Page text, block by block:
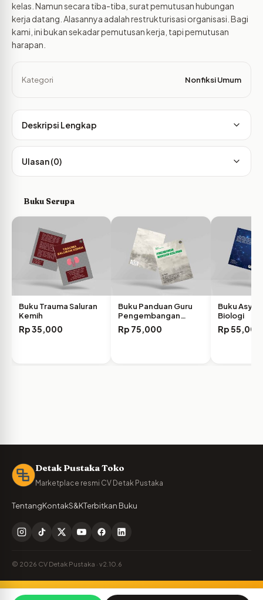
kelas. Namun secara tiba-tiba, surat pemutusan hubungan
kerja datang. Alasannya adalah restrukturisasi organisasi. Bagi
kami, ini bukan sekadar pemutusan kerja, tapi pemutusan
harapan.
Kategori Nonfiksi Umum
Deskripsi Lengkap
Ulasan (0)
Buku Serupa
Buku Trauma Saluran
Kemih
Rp35,000
Buku Panduan Guru
Pengembangan
Wawasan Keislaman
Rp 75,000
Buku Asyik
Biologi
Rp55,000
Detak Pustaka Toko
Marketplace resmi CV Detak Pustaka
TentangKontakS&KTerbitkan Buku
© 2026 CV Detak Pustaka · v2.10.6